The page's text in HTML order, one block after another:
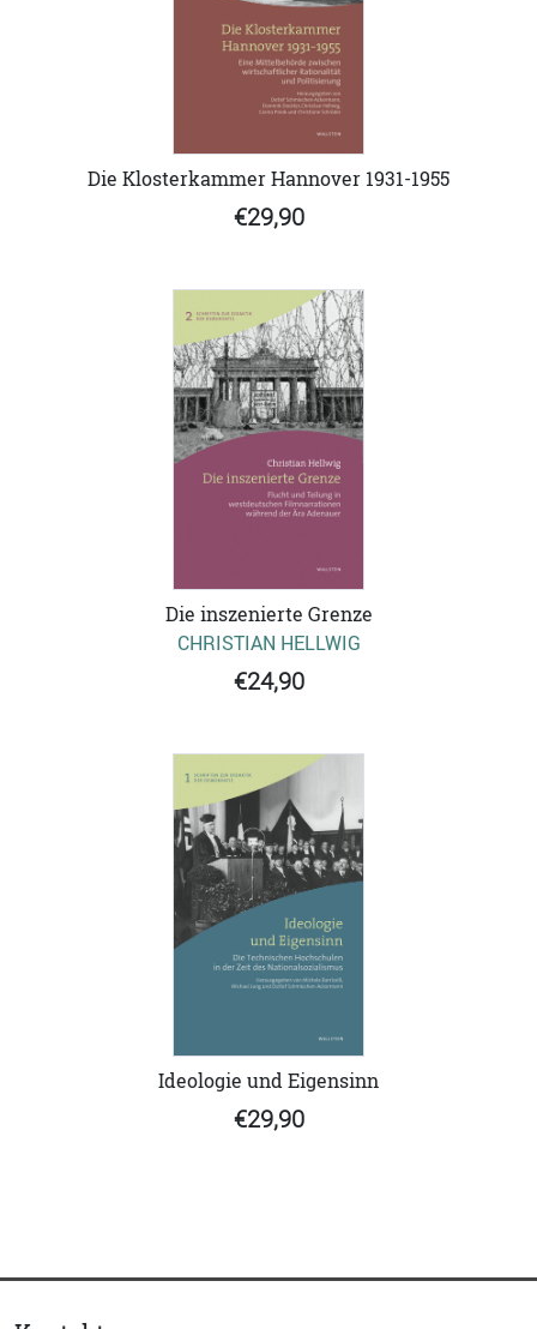
Die Klosterkammer Hannover 1931-1955
€29,90
Die inszenierte Grenze
CHRISTIAN HELLWIG
€24,90
Ideologie und Eigensinn
€29,90